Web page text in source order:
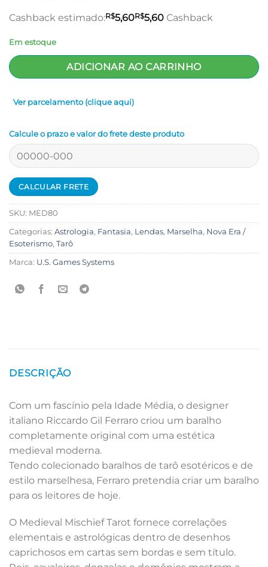
Cashback estimado:R$5,60R$5,60 Cashback
Em estoque
ADICIONAR AO CARRINHO
Ver parcelamento (clique aqui)
Calcule o prazo e valor do frete deste produto
SKU: MED80
Categorias: Astrologia, Fantasia, Lendas, Marselha, Nova Era /
Esoterismo, Tarô
Marca: U.S. Games Systems
DESCRIÇÃO
Com um fascínio pela Idade Média, o designer
italiano Riccardo Gil Ferraro criou um baralho
completamente original com uma estética
medieval moderna.
Tendo colecionado baralhos de tarô esotéricos e de
estilo marselhesa, Ferraro pretendia criar um baralho
para os leitores de hoje.
O Medieval Mischief Tarot fornece correlações
elementais e astrológicas dentro de desenhos
caprichosos em cartas sem bordas e sem título.